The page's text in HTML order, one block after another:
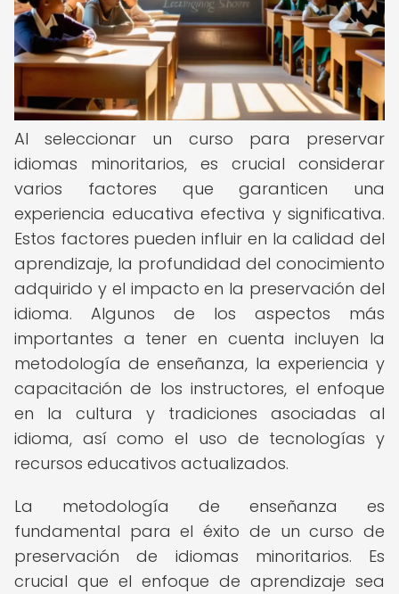
Al seleccionar un curso para preservar
idiomas minoritarios, es crucial considerar
varios factores que garanticen una
experiencia educativa efectiva y significativa.
Estos factores pueden influir en la calidad del
aprendizaje, la profundidad del conocimiento
adquirido y el impacto en la preservación del
idioma. Algunos de los aspectos más
importantes a tener en cuenta incluyen la
metodología de enseñanza, la experiencia y
capacitación de los instructores, el enfoque
en la cultura y tradiciones asociadas al
idioma, así como el uso de tecnologías y
recursos educativos actualizados.
La metodología de enseñanza es
fundamental para el éxito de un curso de
preservación de idiomas minoritarios. Es
crucial que el enfoque de aprendizaje sea